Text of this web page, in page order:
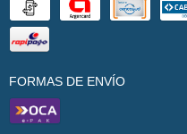
FORMAS DE ENVÍO